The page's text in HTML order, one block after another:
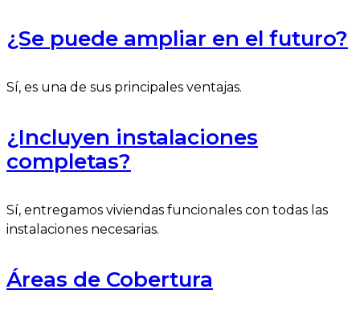
¿Se puede ampliar en el futuro?
Sí, es una de sus principales ventajas.
¿Incluyen instalaciones
completas?
Sí, entregamos viviendas funcionales con todas las
instalaciones necesarias.
Áreas de Cobertura